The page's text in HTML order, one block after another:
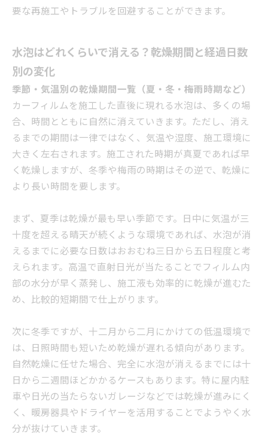
要な再施工やトラブルを回避することができます。
水泡はどれくらいで消える？乾燥期間と経過日数
別の変化
季節・気温別の乾燥期間一覧（夏・冬・梅雨時期など）
カーフィルムを施工した直後に現れる水泡は、多くの場
合、時間とともに自然に消えていきます。ただし、消え
るまでの期間は一律ではなく、気温や湿度、施工環境に
大きく左右されます。施工された時期が真夏であれば早
く乾燥しますが、冬季や梅雨の時期はその逆で、乾燥に
より長い時間を要します。
まず、夏季は乾燥が最も早い季節です。日中に気温が三
十度を超える晴天が続くような環境であれば、水泡が消
えるまでに必要な日数はおおむね三日から五日程度と考
えられます。高温で直射日光が当たることでフィルム内
部の水分が早く蒸発し、施工液も効率的に乾燥が進むた
め、比較的短期間で仕上がります。
次に冬季ですが、十二月から二月にかけての低温環境で
は、日照時間も短いため乾燥が遅れる傾向があります。
自然乾燥に任せた場合、完全に水泡が消えるまでには十
日から二週間ほどかかるケースもあります。特に屋内駐
車や日光の当たらないガレージなどでは乾燥が進みにく
く、暖房器具やドライヤーを活用することでようやく水
分が抜けていきます。